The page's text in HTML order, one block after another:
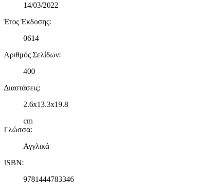
14/03/2022
Έτος Έκδοσης:
0614
Αριθμός Σελίδων:
400
Διαστάσεις:
2.6x13.3x19.8
cm
Γλώσσα:
Αγγλικά
ISBN:
9781444783346